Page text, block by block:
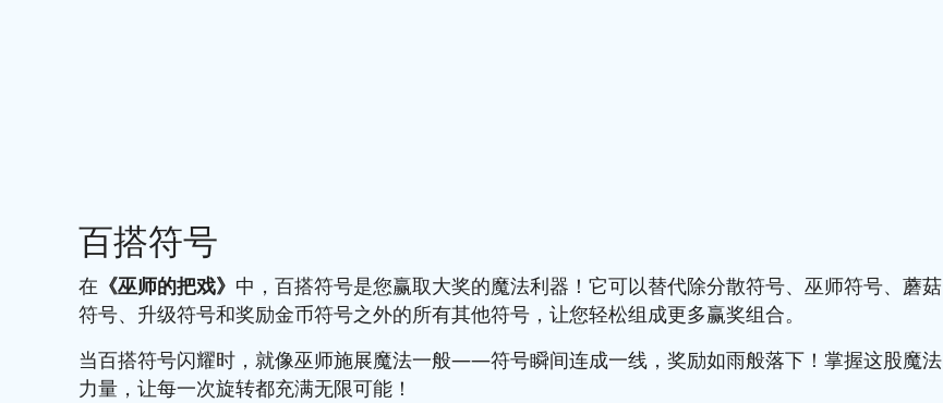
百搭符号
在 《巫师的把戏》 中，百搭符号是您赢取大奖的魔法利器！它可以替代除分散符号、巫师符号、蘑菇
符号、升级符号和奖励金币符号之外的所有其他符号，让您轻松组成更多赢奖组合。
当百搭符号闪耀时，就像巫师施展魔法一般——符号瞬间连成一线，奖励如雨般落下！掌握这股魔法
力量，让每一次旋转都充满无限可能！